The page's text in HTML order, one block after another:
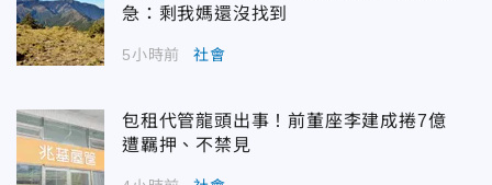
急：剩我媽還沒找到
5小時前 社會
包租代管龍頭出事！前董座李建成捲7億
遭羈押、不禁見